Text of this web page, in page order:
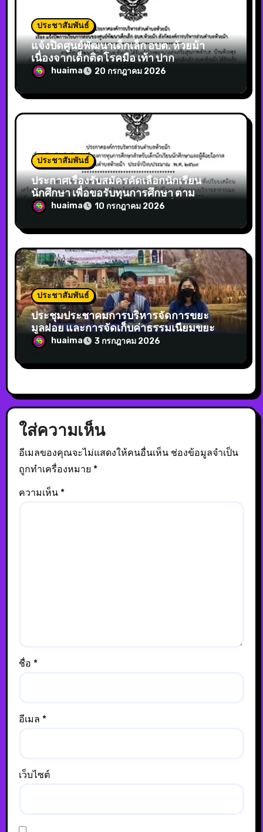
ประชาสัมพันธ์
แจ้งปิดศูนย์พัฒนาเด็กเล็ก อบต. ห้วยม้า
เนื่องจากเด็กติดโรคมือ เท้า ปาก
huaima 20 กรกฎาคม 2026
ประชาสัมพันธ์
ประกาศเรื่องรับสมัครคัดเลือกนักเรียน
นักศึกษา เพื่อขอรับทุนการศึกษา ตาม
โครงการทุนการศึกษาสำหรับเด็กนักเรียน
นักศึกษาและผู้ด้อยโอกาสองค์การบริหาร
ส่วนตำบลห้วยม้า ประจำปีงบประมาณ พ.ศ.
huaima 10 กรกฎาคม 2026
ประชาสัมพันธ์
ประชุมประชาคมการบริหารจัดการขยะ
มูลฝอย และการจัดเก็บค่าธรรมเนียมขยะ หมู่
3 ,11,13,14
huaima 3 กรกฎาคม 2026
ใส่ความเห็น
อีเมลของคุณจะไม่แสดงให้คนอื่นเห็น ช่องข้อมูลจำเป็น
ถูกทำเครื่องหมาย *
ความเห็น *
ชื่อ *
อีเมล *
เว็บไซต์